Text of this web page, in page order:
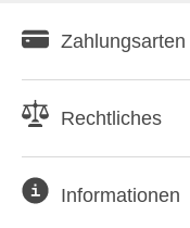
Zahlungsarten
Rechtliches
Informationen